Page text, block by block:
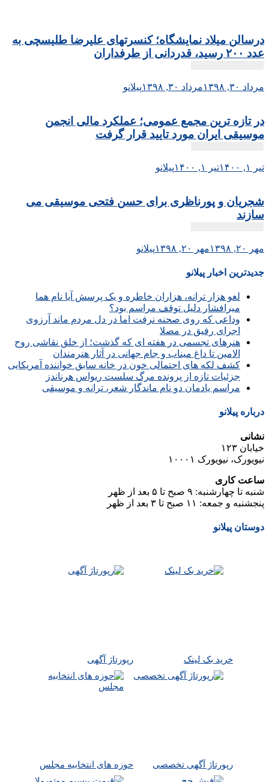
درسالن میلاد نمایشگاه؛ کنسرتهای علیرضا طلیسچی به
عدد ۲۰۰ رسید، قدردانی از طرفداران
مرداد ۳۰, ۱۳۹۸ مرداد ۳۰, ۱۳۹۸ پیلانو
در تازه ترین مجمع عمومی؛ عملکرد مالی انجمن
موسیقی ایران مورد تایید قرار گرفت
تیر ۱, ۱۴۰۰ تیر ۱, ۱۴۰۰ پیلانو
شجریان و پورناظری برای حسن فتحی موسیقی می
سازند
مهر ۲۰, ۱۳۹۸ مهر ۲۰, ۱۳۹۸ پیلانو
جدیدترین اخبار پیلانو
لغو هزار ترانه، هزاران خاطره و یک پرسش آیا نام هما
میرافشار دلیل توقف مراسم بود؟
وداعی که روی صحنه نرفت اما در دل مردم ماند آرزوی
اجرای رفیق در مصلا
هنرهای تجسمی در هفته ای که گذشت؛ از خلق نقاشی روح
الامین تا داغ میناب و جام جهانی در آثار هنرمندان
کشف لکه های احتمالی خون در خانه سابق خواننده آمریکایی
جزئیات تازه از پرونده مرگ سلست ریواس هرناندز
مراسم یادمان دو نام ماندگار شعر، ترانه و موسیقی
درباره پیلانو
نشانی
خیابان ۱۲۳
نیویورک، نیویورک ۱۰۰۰۱
ساعت کاری
شنبه تا چهارشنبه: ۹ صبح تا ۵ بعد از ظهر
پنجشنبه و جمعه: ۱۱ صبح تا ۳ بعد از ظهر
دوستان پیلانو
خرید بک لینک رپورتاژ آگهی
رپورتاژ آگهی تخصصی حوزه های انتخابیه مجلس